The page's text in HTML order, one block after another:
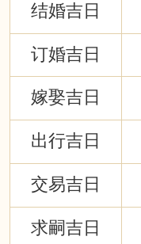
结婚吉日
订婚吉日
嫁娶吉日
出行吉日
交易吉日
求嗣吉日